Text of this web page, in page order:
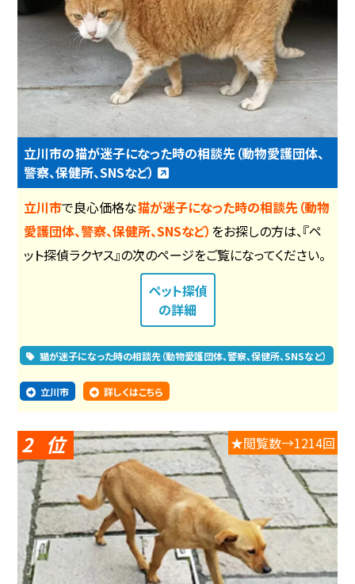
立川市の猫が迷子になった時の相談先（動物愛護団体、
警察、保健所、SNSなど）
立川市で良心価格な猫が迷子になった時の相談先（動物
愛護団体、警察、保健所、SNSなど） をお探しの方は、『ペ
ット探偵ラクヤス』の次のページをご覧になってください。
ペット探偵
の詳細
猫が迷子になった時の相談先（動物愛護団体、警察、保健所、SNSなど）
立川市 詳しくはこちら
2 ★閲覧数→1214回